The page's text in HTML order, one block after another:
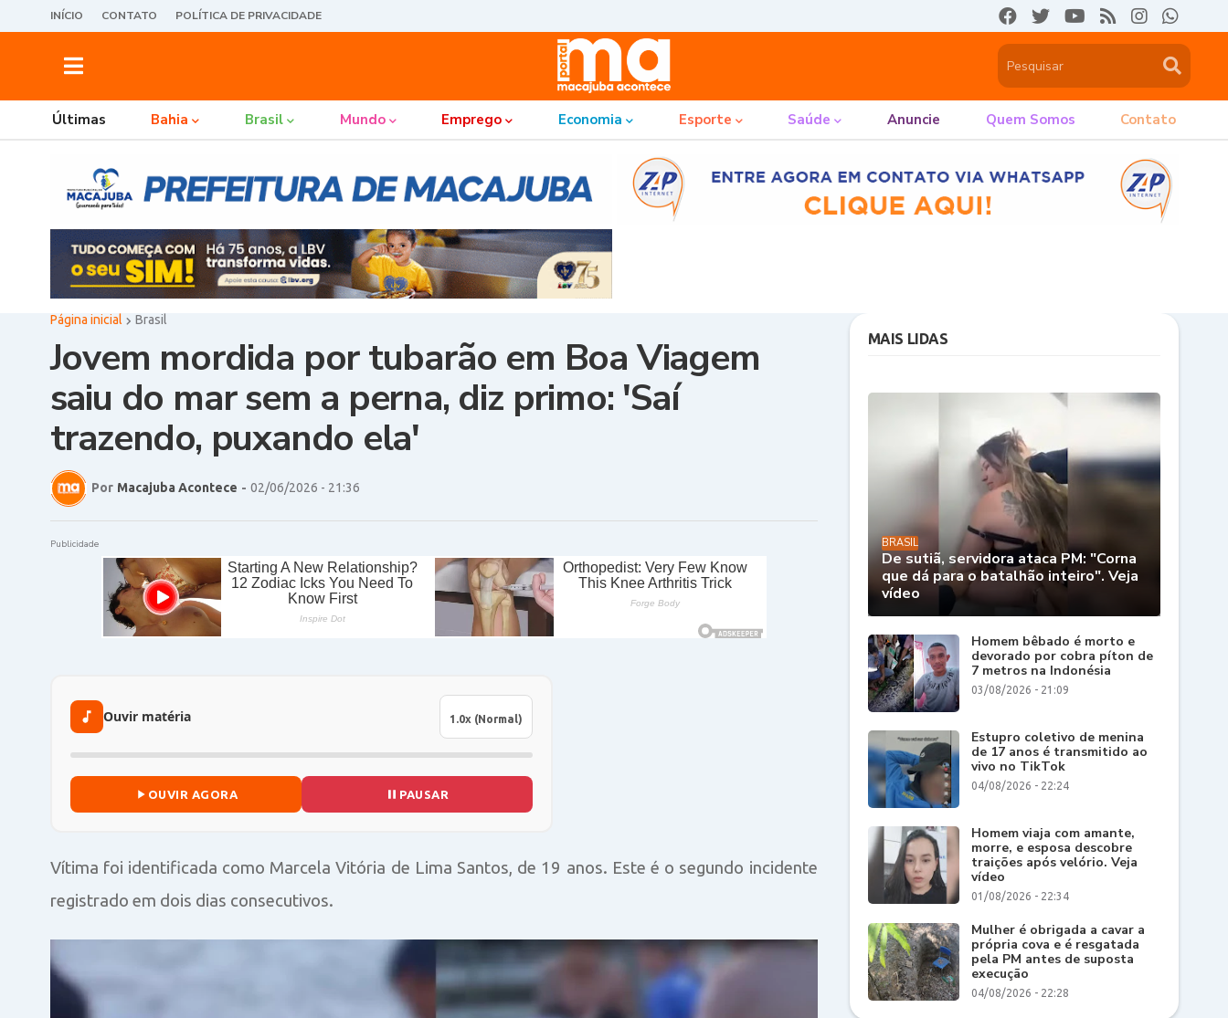
INÍCIO CONTATO POLÍTICA DE PRIVACIDADE
Últimas Bahia Brasil Mundo Emprego Economia Esporte Saúde Anuncie Quem Somos Contato
Página inicial Brasil
Jovem mordida por tubarão em Boa Viagem
saiu do mar sem a perna, diz primo: 'Saí
trazendo, puxando ela'
Por Macajuba Acontece - 02/06/2026 - 21:36
Publicidade
Ouvir matéria
OUVIR AGORA PAUSAR
Vítima foi identificada como Marcela Vitória de Lima Santos, de 19 anos. Este é o segundo incidente
registrado em dois dias consecutivos.
MAIS LIDAS
BRASIL
De sutiã, servidora ataca PM: "Corna
que dá para o batalhão inteiro". Veja
vídeo
Homem bêbado é morto e
devorado por cobra píton de
7 metros na Indonésia
03/08/2026 - 21:09
Estupro coletivo de menina
de 17 anos é transmitido ao
vivo no TikTok
04/08/2026 - 22:24
Homem viaja com amante,
morre, e esposa descobre
traições após velório. Veja
vídeo
01/08/2026 - 22:34
Mulher é obrigada a cavar a
própria cova e é resgatada
pela PM antes de suposta
execução
04/08/2026 - 22:28